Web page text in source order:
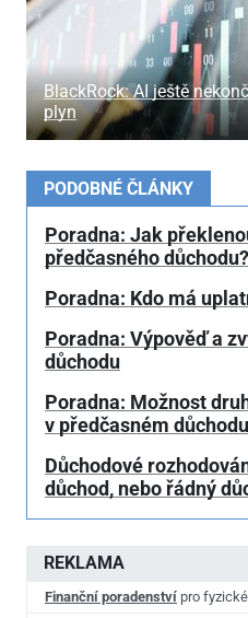
BlackRock: AI ještě
plyn
REKLAMA
Finanční poradenství pro
PODOBNÉ ČLÁNKY
Poradna: Jak
předčasného důchodu?
Poradna: Kdo má
Poradna: Výpověď a
důchodu
Poradna: Možnost
v předčasném důchodu
Důchodové
důchod, nebo řádný